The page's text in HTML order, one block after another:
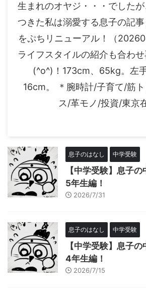
生まれのオヤジ・・・でした
つきた私は溺愛する息子の記
をぷちリニューアル！（
ライフスタイルの紹介も合わ
(^o^)！173cm、65kg。左
16cm。 ＊腕時計/子育て/筋
ス/革モノ/投資/東京
息子のはなし 中学受験
【中学受験】息子
5年生編！
2026/7/31
息子のはなし 中学受験
【中学受験】息子
4年生編！
2026/7/15